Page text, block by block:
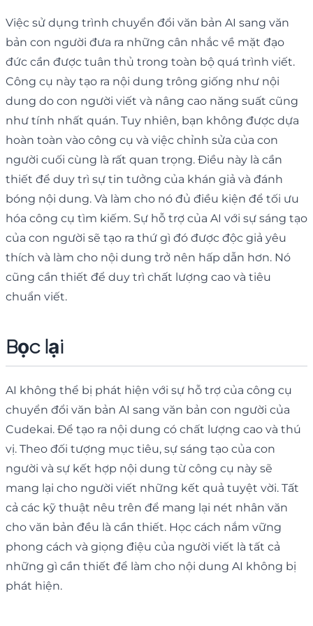
Việc sử dụng trình chuyển đổi văn bản AI sang văn
bản con người đưa ra những cân nhắc về mặt đạo
đức cần được tuân thủ trong toàn bộ quá trình viết.
Công cụ này tạo ra nội dung trông giống như nội
dung do con người viết và nâng cao năng suất cũng
như tính nhất quán. Tuy nhiên, bạn không được dựa
hoàn toàn vào công cụ và việc chỉnh sửa của con
người cuối cùng là rất quan trọng. Điều này là cần
thiết để duy trì sự tin tưởng của khán giả và đánh
bóng nội dung. Và làm cho nó đủ điều kiện để tối ưu
hóa công cụ tìm kiếm. Sự hỗ trợ của AI với sự sáng tạo
của con người sẽ tạo ra thứ gì đó được độc giả yêu
thích và làm cho nội dung trở nên hấp dẫn hơn. Nó
cũng cần thiết để duy trì chất lượng cao và tiêu
chuẩn viết.
Bọc lại
AI không thể bị phát hiện với sự hỗ trợ của công cụ
chuyển đổi văn bản AI sang văn bản con người của
Cudekai. Để tạo ra nội dung có chất lượng cao và thú
vị. Theo đối tượng mục tiêu, sự sáng tạo của con
người và sự kết hợp nội dung từ công cụ này sẽ
mang lại cho người viết những kết quả tuyệt vời. Tất
cả các kỹ thuật nêu trên để mang lại nét nhân văn
cho văn bản đều là cần thiết. Học cách nắm vững
phong cách và giọng điệu của người viết là tất cả
những gì cần thiết để làm cho nội dung AI không bị
phát hiện.